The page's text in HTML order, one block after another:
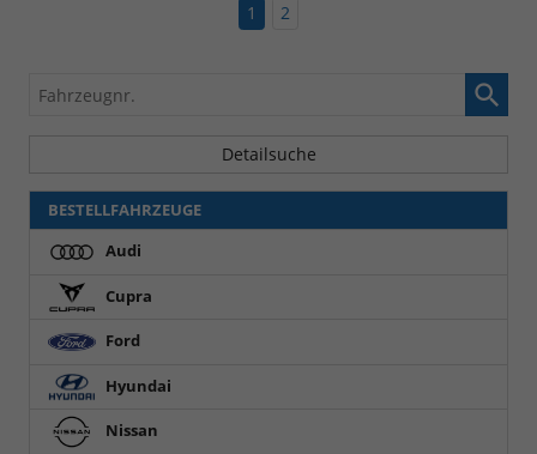
1
2
Fahrzeugnr.
Detailsuche
BESTELLFAHRZEUGE
Audi
Cupra
Ford
Hyundai
Nissan